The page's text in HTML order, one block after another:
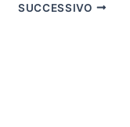
SUCCESSIVO